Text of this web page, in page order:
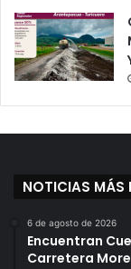
NOTICIAS MÁS
6 de agosto de 2026
Encuentran
Carretera